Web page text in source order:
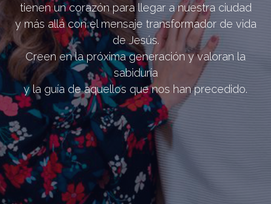
tienen un corazón para llegar a nuestra ciudad
y más allá con el mensaje transformador de vida
de Jesús.
Creen en la próxima generación y valoran la
sabiduría
y la guía de aquellos que nos han precedido.